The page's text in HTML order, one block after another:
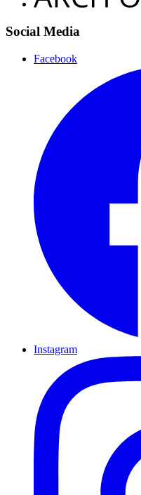
Social Media
Facebook
Instagram